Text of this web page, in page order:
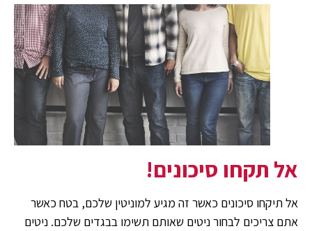
אל תקחו סיכונים!
אל תיקחו סיכונים כאשר זה מגיע למוניטין שלכם, בטח כאשר
אתם צריכים לבחור ניטים שאותם תשימו בבגדים שלכם. ניטים